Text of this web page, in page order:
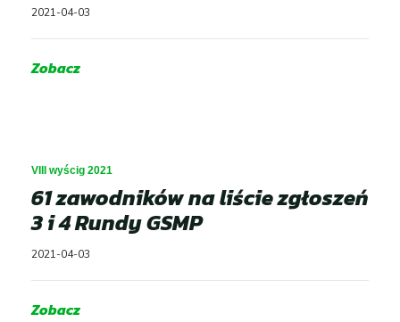
2021-04-03
Zobacz
VIII wyścig 2021
61 zawodników na liście zgłoszeń
3 i 4 Rundy GSMP
2021-04-03
Zobacz